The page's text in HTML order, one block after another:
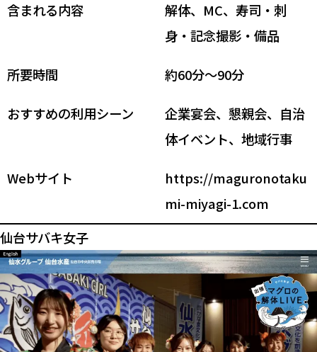
含まれる内容
解体、MC、寿司・刺
身・記念撮影・備品
所要時間 約60分～90分
おすすめの利用シーン
企業宴会、懇親会、自治
体イベント、地域行事
Webサイト
https://maguronotaku
mi-miyagi-1.com
仙台サバキ女子